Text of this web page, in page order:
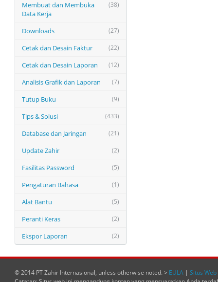
(38)
Membuat dan Membuka
Data Kerja
(27)
Downloads
(22)
Cetak dan Desain Faktur
(12)
Cetak dan Desain Laporan
(7)
Analisis Grafik dan Laporan
(9)
Tutup Buku
(433)
Tips & Solusi
(21)
Database dan Jaringan
(2)
Update Zahir
(5)
Fasilitas Password
(1)
Pengaturan Bahasa
(5)
Alat Bantu
(2)
Peranti Keras
(2)
Ekspor Laporan
© 2014 PT Zahir Internasional, unless otherwise noted. > EULA | Situs